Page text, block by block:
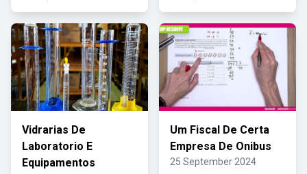
Vidrarias De
Laboratorio E
Equipamentos
Um Fiscal De Certa
Empresa De Onibus
25 September 2024